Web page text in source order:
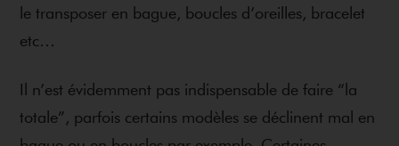
le transposer en bague, boucles d’oreilles, bracelet
etc…
Il n’est évidemment pas indispensable de faire “la
totale”, parfois certains modèles se déclinent mal en